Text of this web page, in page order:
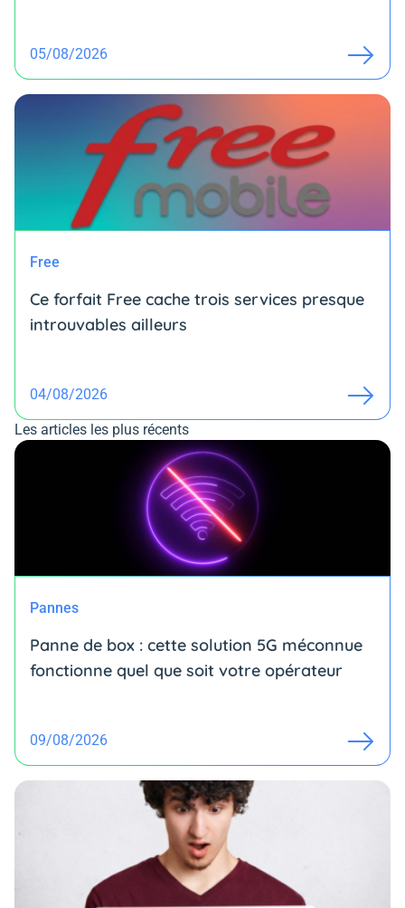
05/08/2026
Free
Ce forfait Free cache trois services presque
introuvables ailleurs
04/08/2026
Les articles les plus récents
Pannes
Panne de box : cette solution 5G méconnue
fonctionne quel que soit votre opérateur
09/08/2026